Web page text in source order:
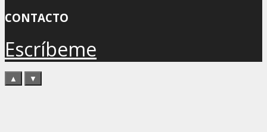
CONTACTO
Escríbeme
▲ ▼